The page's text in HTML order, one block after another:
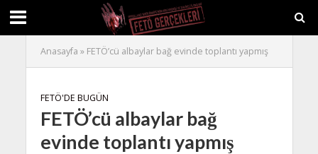
Anasayfa » FETÖ’cü albaylar bağ evinde toplantı yapmış
FETÖ'DE BUGÜN
FETÖ’cü albaylar bağ
evinde toplantı yapmış